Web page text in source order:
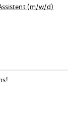
(m/w/d)